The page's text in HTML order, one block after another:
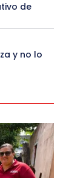
de
y no lo